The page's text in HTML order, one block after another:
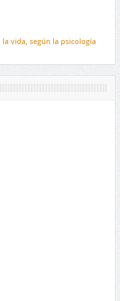
vida, según la psicología